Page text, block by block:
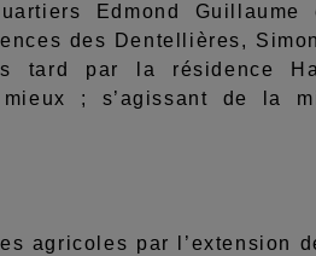
Edmond Guillaume
des Dentellières,
tard par la résidence
mieux ; s’agissant de la
par l’extension